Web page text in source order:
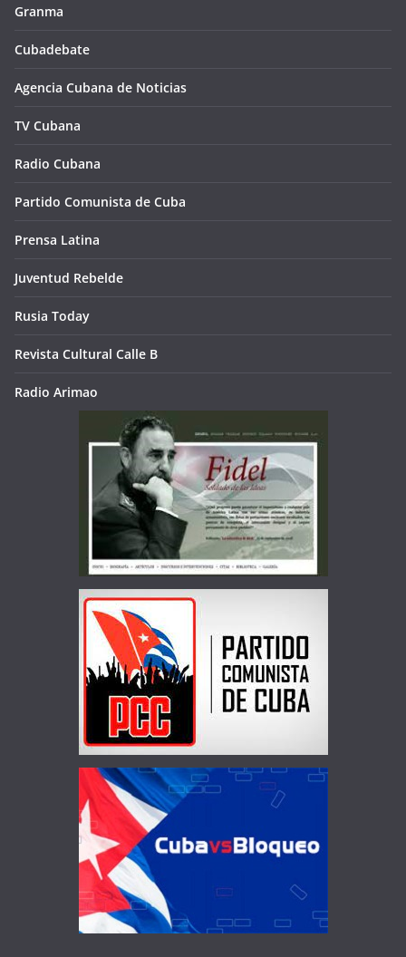
Granma
Cubadebate
Agencia Cubana de Noticias
TV Cubana
Radio Cubana
Partido Comunista de Cuba
Prensa Latina
Juventud Rebelde
Rusia Today
Revista Cultural Calle B
Radio Arimao